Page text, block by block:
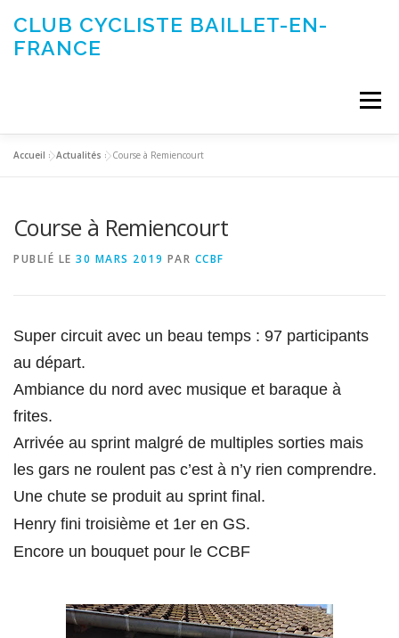
contenu
CLUB CYCLISTE BAILLET-EN-
FRANCE
Menu
SORTIES CLUB CONTACTEZ-NOUS
Accueil »Actualités »Course à Remiencourt
Course à Remiencourt
PUBLIÉ LE 30 MARS 2019 PAR CCBF
Super circuit avec un beau temps : 97 participants
au départ.
Ambiance du nord avec musique et baraque à
frites.
Arrivée au sprint malgré de multiples sorties mais
les gars ne roulent pas c’est à n’y rien comprendre.
Une chute se produit au sprint final.
Henry fini troisième et 1er en GS.
Encore un bouquet pour le CCBF